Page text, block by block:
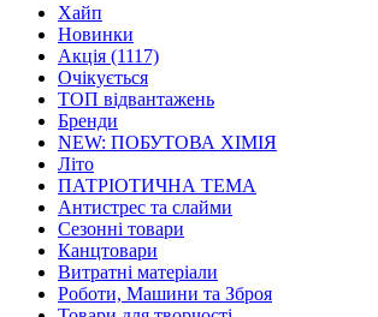
Хайп
Новинки
Акція (1117)
Очікується
ТОП відвантажень
Бренди
NEW: ПОБУТОВА ХІМІЯ
Літо
ПАТРІОТИЧНА ТЕМА
Антистрес та слайми
Сезонні товари
Канцтовари
Витратні матеріали
Роботи, Машини та Зброя